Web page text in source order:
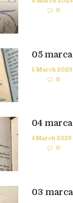
0
05 marca
5 March 2023
0
04 marca
4 March 2023
0
03 marca